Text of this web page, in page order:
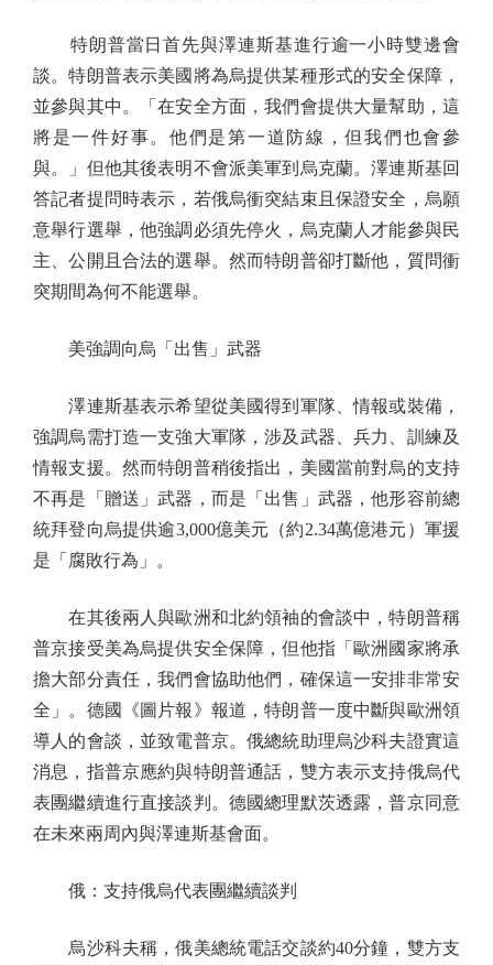
特朗普當日首先與澤連斯基進行逾一小時雙邊會
談。特朗普表示美國將為烏提供某種形式的安全保障，
並參與其中。「在安全方面，我們會提供大量幫助，這
將是一件好事。他們是第一道防線，但我們也會參
與。」但他其後表明不會派美軍到烏克蘭。澤連斯基回
答記者提問時表示，若俄烏衝突結束且保證安全，烏願
意舉行選舉，他強調必須先停火，烏克蘭人才能參與民
主、公開且合法的選舉。然而特朗普卻打斷他，質問衝
突期間為何不能選舉。
美強調向烏「出售」武器
澤連斯基表示希望從美國得到軍隊、情報或裝備，
強調烏需打造一支強大軍隊，涉及武器、兵力、訓練及
情報支援。然而特朗普稍後指出，美國當前對烏的支持
不再是「贈送」武器，而是「出售」武器，他形容前總
統拜登向烏提供逾3,000億美元（約2.34萬億港元）軍援
是「腐敗行為」。
在其後兩人與歐洲和北約領袖的會談中，特朗普稱
普京接受美為烏提供安全保障，但他指「歐洲國家將承
擔大部分責任，我們會協助他們，確保這一安排非常安
全」。德國《圖片報》報道，特朗普一度中斷與歐洲領
導人的會談，並致電普京。俄總統助理烏沙科夫證實這
消息，指普京應約與特朗普通話，雙方表示支持俄烏代
表團繼續進行直接談判。德國總理默茨透露，普京同意
在未來兩周內與澤連斯基會面。
俄：支持俄烏代表團繼續談判
烏沙科夫稱，俄美總統電話交談約40分鐘，雙方支